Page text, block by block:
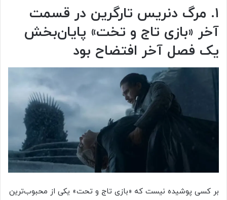
۱. مرگ دنریس تارگرین در قسمت
آخر «بازی تاج‌ و تخت» پایان‌بخش
یک فصل آخر افتضاح بود
بر کسی پوشیده نیست که «بازی تاج و تحت» یکی از محبوب‌ترین